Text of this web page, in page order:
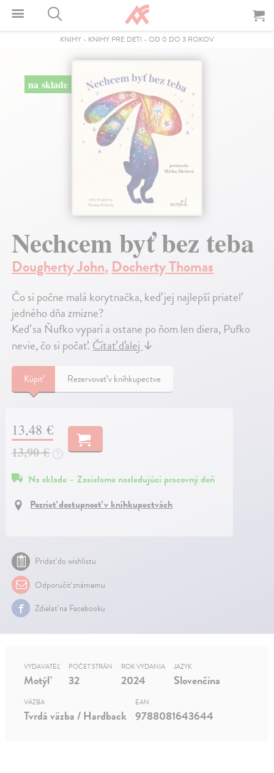
KNIHY - KNIHY PRE DETI - OD 0 DO 3 ROKOV
na sklade
Nechcem byť bez teba
Dougherty John,Docherty Thomas
Čo si počne malá korytnačka, keď jej najlepší priateľ
jedného dňa zmizne?
Keď sa Ňufko vyparí a ostane po ňom len diera, Pufko
nevie, čo si počať.Čítať ďalej↓
Kúpiť Rezervovať v kníhkupectve
13,48 €
13,90 €
?
Na sklade – Zasielame nasledujúci pracovný deň
Pozrieť dostupnosť v kníhkupectvách
Pridať do wishlistu
Odporučiť známemu
Zdielať na Facebooku
VYDAVATEĽ
Motýľ
POČET STRÁN
32
ROK VYDANIA
2024
JAZYK
Slovenčina
VÄZBA
Tvrdá väzba / Hardback
EAN
9788081643644